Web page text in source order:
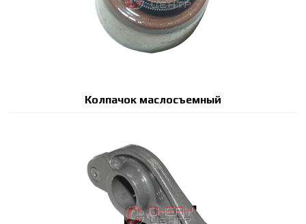
Колпачок маслосъемный